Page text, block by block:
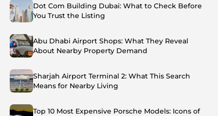
Dot Com Building Dubai: What to Check Before
You Trust the Listing
Abu Dhabi Airport Shops: What They Reveal
About Nearby Property Demand
Sharjah Airport Terminal 2: What This Search
Means for Nearby Living
Top 10 Most Expensive Porsche Models: Icons of